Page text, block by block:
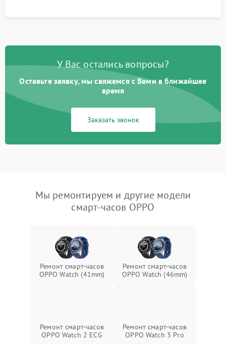
У Вас остались вопросы?
Оставьте заявку, мы свяжемся с Вами в ближайшее
время
Заказать звонок
Мы ремонтируем и другие модели
смарт-часов OPPO
Ремонт смарт-часов
OPPO Watch (41mm)
Ремонт смарт-часов
OPPO Watch (46mm)
Ремонт смарт-часов
OPPO Watch 2 ECG
Ремонт смарт-часов
OPPO Watch 3 Pro